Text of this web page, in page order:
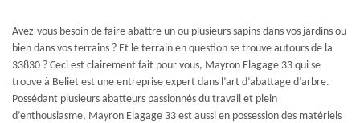
Avez-vous besoin de faire abattre un ou plusieurs sapins dans vos jardins ou
bien dans vos terrains ? Et le terrain en question se trouve autours de la
33830 ? Ceci est clairement fait pour vous, Mayron Elagage 33 qui se
trouve à Beliet est une entreprise expert dans l’art d’abattage d’arbre.
Possédant plusieurs abatteurs passionnés du travail et plein
d’enthousiasme, Mayron Elagage 33 est aussi en possession des matériels